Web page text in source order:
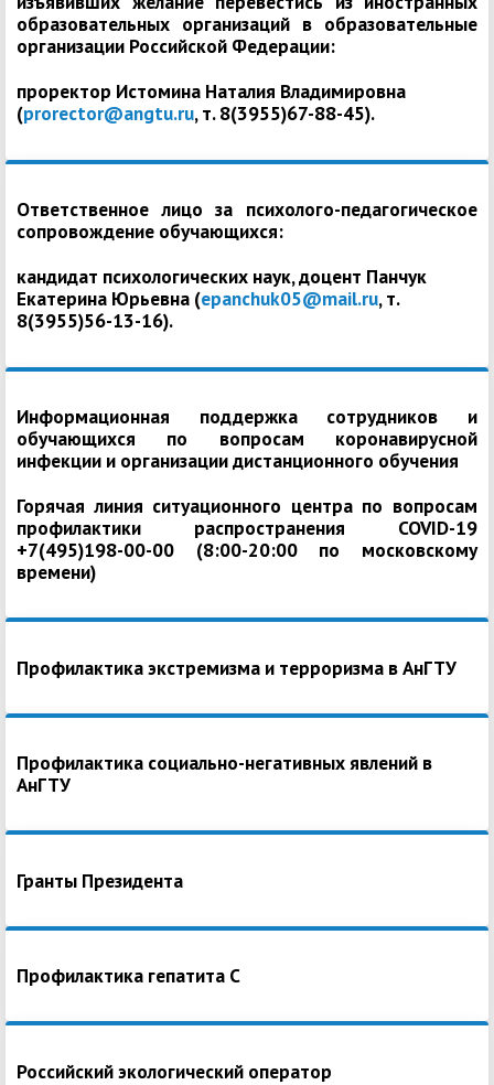
образовательных организаций в образовательные
организации Российской Федерации:
проректор Истомина Наталия Владимировна
(prorector@angtu.ru, т. 8(3955)67-88-45).
Ответственное лицо за психолого-педагогическое
сопровождение обучающихся:
кандидат психологических наук, доцент Панчук
Екатерина Юрьевна (epanchuk05@mail.ru, т.
8(3955)56-13-16).
Информационная поддержка сотрудников и
обучающихся по вопросам коронавирусной
инфекции и организации дистанционного обучения
Горячая линия ситуационного центра по вопросам
профилактики распространения COVID-19
+7(495)198-00-00 (8:00-20:00 по московскому
времени)
Профилактика экстремизма и терроризма в АнГТУ
Профилактика социально-негативных явлений в
АнГТУ
Гранты Президента
Профилактика гепатита С
Российский экологический оператор